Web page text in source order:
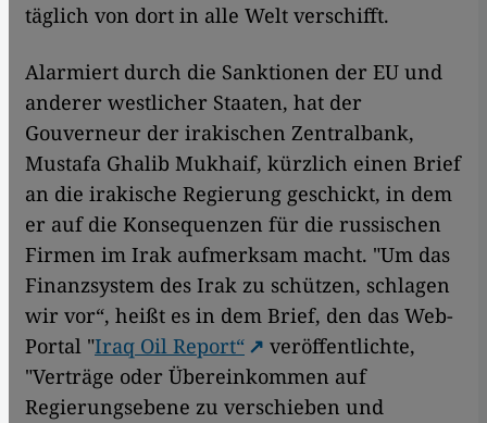
täglich von dort in alle Welt verschifft.
Alarmiert durch die Sanktionen der EU und
anderer westlicher Staaten, hat der
Gouverneur der irakischen Zentralbank,
Mustafa Ghalib Mukhaif, kürzlich einen Brief
an die irakische Regierung geschickt, in dem
er auf die Konsequenzen für die russischen
Firmen im Irak aufmerksam macht. "Um das
Finanzsystem des Irak zu schützen, schlagen
wir vor“, heißt es in dem Brief, den das Web-
Portal "Iraq Oil Report“
veröffentlichte,
"Verträge oder Übereinkommen auf
Regierungsebene zu verschieben und